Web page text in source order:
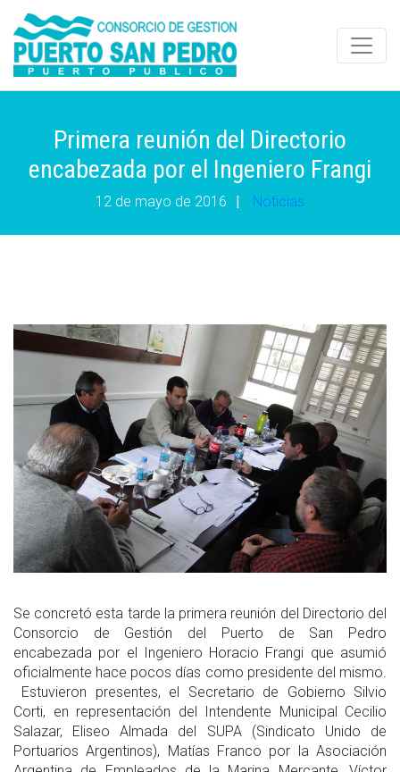
Primera reunión del Directorio
encabezada por el Ingeniero Frangi
12 de mayo de 2016 | Noticias
Se concretó esta tarde la primera reunión del Directorio del
Consorcio de Gestión del Puerto de San Pedro
encabezada por el Ingeniero Horacio Frangi que asumió
oficialmente hace pocos días como presidente del mismo.
Estuvieron presentes, el Secretario de Gobierno Silvio
Corti, en representación del Intendente Municipal Cecilio
Salazar, Eliseo Almada del SUPA (Sindicato Unido de
Portuarios Argentinos), Matías Franco por la Asociación